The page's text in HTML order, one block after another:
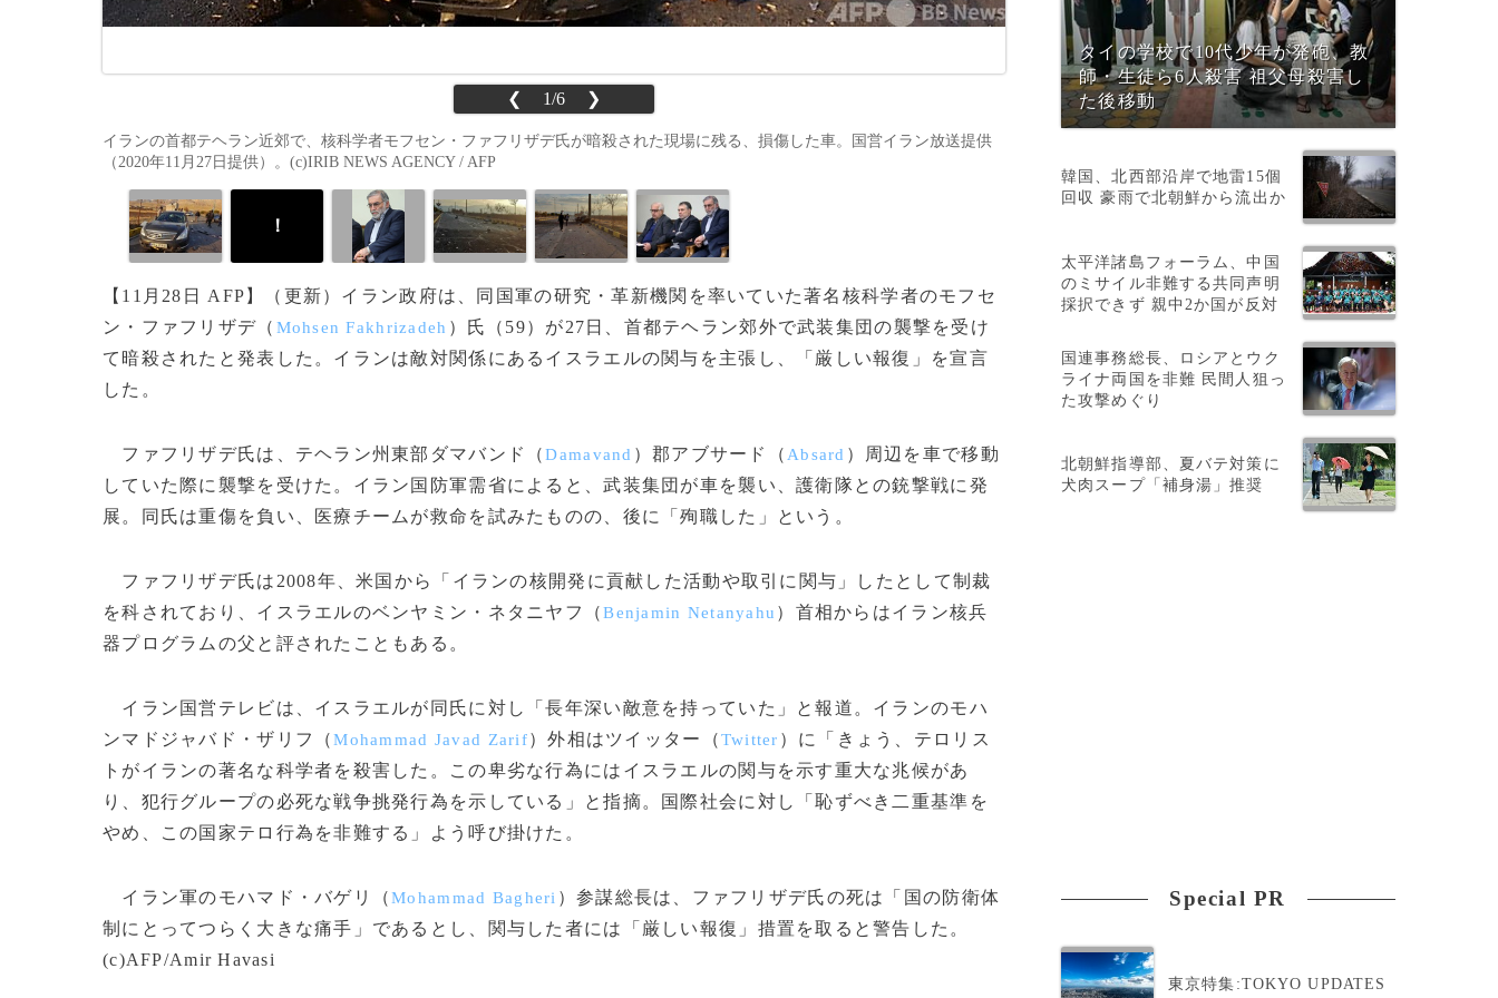
❮ 1/6 ❯
イランの首都テヘラン近郊で、核科学者モフセン・ファフリザデ氏が暗殺された現場に残る、損傷した車。国営イラン放送提供
（2020年11月27日提供）。(c)IRIB NEWS AGENCY / AFP
！
【11月28日 AFP】（更新）イラン政府は、同国軍の研究・革新機関を率いていた著名核科学者のモフセ
ン・ファフリザデ（ Mohsen Fakhrizadeh ）氏（59）が27日、首都テヘラン郊外で武装集団の襲撃を受け
て暗殺されたと発表した。イランは敵対関係にあるイスラエルの関与を主張し、「厳しい報復」を宣言
した。
ファフリザデ氏は、テヘラン州東部ダマバンド（Damavand ）郡アブサード（ Absard ）周辺を車で移動
していた際に襲撃を受けた。イラン国防軍需省によると、武装集団が車を襲い、護衛隊との銃撃戦に発
展。同氏は重傷を負い、医療チームが救命を試みたものの、後に「殉職した」という。
ファフリザデ氏は2008年、米国から「イランの核開発に貢献した活動や取引に関与」したとして制裁
を科されており、イスラエルのベンヤミン・ネタニヤフ（Benjamin Netanyahu ）首相からはイラン核兵
器プログラムの父と評されたこともある。
イラン国営テレビは、イスラエルが同氏に対し「長年深い敵意を持っていた」と報道。イランのモハ
ンマドジャバド・ザリフ（Mohammad Javad Zarif）外相はツイッター（Twitter ）に「きょう、テロリス
トがイランの著名な科学者を殺害した。この卑劣な行為にはイスラエルの関与を示す重大な兆候があ
り、犯行グループの必死な戦争挑発行為を示している」と指摘。国際社会に対し「恥ずべき二重基準を
やめ、この国家テロ行為を非難する」よう呼び掛けた。
イラン軍のモハマド・バゲリ（Mohammad Bagheri ）参謀総長は、ファフリザデ氏の死は「国の防衛体
制にとってつらく大きな痛手」であるとし、関与した者には「厳しい報復」措置を取ると警告した。
(c)AFP/Amir Havasi
タイの学校で10代少年が発砲、教
師・生徒ら6人殺害 祖父母殺害し
た後移動
韓国、北西部沿岸で地雷15個
回収 豪雨で北朝鮮から流出か
太平洋諸島フォーラム、中国
のミサイル非難する共同声明
採択できず 親中2か国が反対
国連事務総長、ロシアとウク
ライナ両国を非難 民間人狙っ
た攻撃めぐり
北朝鮮指導部、夏バテ対策に
犬肉スープ「補身湯」推奨
Special PR
東京特集:TOKYO UPDATES